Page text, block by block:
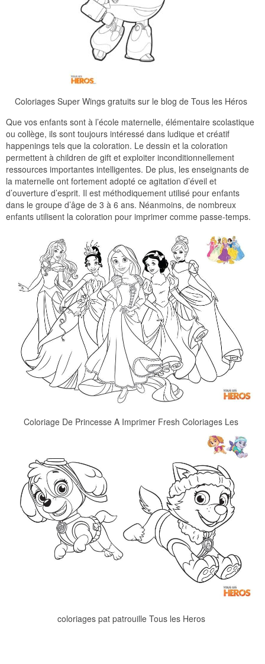
Coloriages Super Wings gratuits sur le blog de Tous les Héros
Que vos enfants sont à l’école maternelle, élémentaire scolastique
ou collège, ils sont toujours intéressé dans ludique et créatif
happenings tels que la coloration. Le dessin et la coloration
permettent à children de gift et exploiter inconditionnellement
ressources importantes intelligentes. De plus, les enseignants de
la maternelle ont fortement adopté ce agitation d’éveil et
d’ouverture d’esprit. Il est méthodiquement utilisé pour enfants
dans le groupe d’âge de 3 à 6 ans. Néanmoins, de nombreux
enfants utilisent la coloration pour imprimer comme passe-temps.
Coloriage De Princesse A Imprimer Fresh Coloriages Les
coloriages pat patrouille Tous les Heros